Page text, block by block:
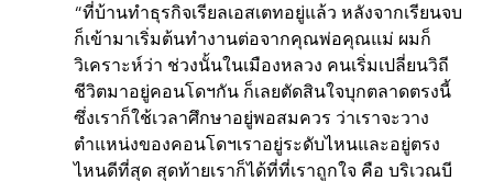
“ที่บ้านทำธุรกิจเรียลเอสเตทอยู่แล้ว หลังจากเรียนจบ
ก็เข้ามาเริ่มต้นทำงานต่อจากคุณพ่อคุณแม่ ผมก็
วิเคราะห์ว่า ช่วงนั้นในเมืองหลวง คนเริ่มเปลี่ยนวิถี
ชีวิตมาอยู่คอนโดฯกัน ก็เลยตัดสินใจบุกตลาดตรงนี้
ซึ่งเราก็ใช้เวลาศึกษาอยู่พอสมควร ว่าเราจะวาง
ตำแหน่งของคอนโดฯเราอยู่ระดับไหนและอยู่ตรง
ไหนดีที่สุด สุดท้ายเราก็ได้ที่ที่เราถูกใจ คือ บริเวณบี